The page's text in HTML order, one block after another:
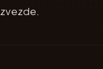
zvezde.